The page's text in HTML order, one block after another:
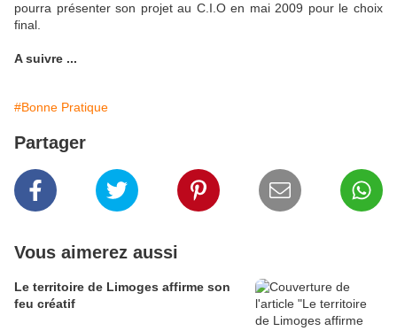
pourra présenter son projet au C.I.O en mai 2009 pour le choix
final.
A suivre ...
#Bonne Pratique
Partager
Vous aimerez aussi
Le territoire de Limoges affirme son
feu créatif